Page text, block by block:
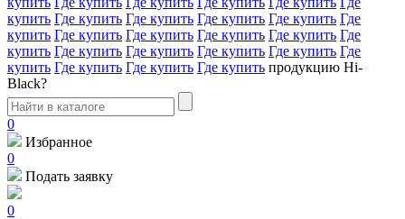
купить Где купить Где купить Где купить Где купить Где
купить Где купить Где купить Где купить Где купить Где
купить Где купить Где купить Где купить Где купить Где
купить Где купить Где купить Где купить продукцию Hi-
Black?
0
Избранное
0
Подать заявку
0